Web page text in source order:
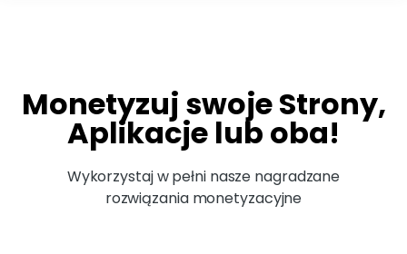
Monetyzuj swoje Strony,
Aplikacje lub oba!
Wykorzystaj w pełni nasze nagradzane
rozwiązania monetyzacyjne